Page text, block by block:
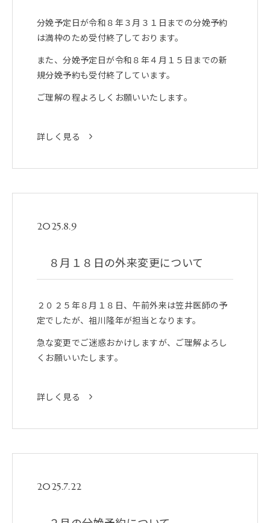
分娩予定日が令和８年３月３１日までの分娩予約
は満枠のため受付終了しております。
また、分娩予定日が令和８年４月１５日までの新
規分娩予約も受付終了しています。
ご理解の程よろしくお願いいたします。
詳しく見る
2025.8.9
８月１８日の外来変更について
２０２５年８月１８日、午前外来は笠井医師の予
定でしたが、祖川隆年が担当となります。
急な変更でご迷惑おかけしますが、ご理解よろし
くお願いいたします。
詳しく見る
2025.7.22